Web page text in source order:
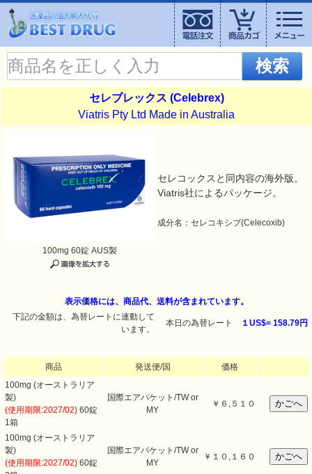
検索
セレブレックス (Celebrex)
Viatris Pty Ltd Made in Australia
セレコックスと同内容の海外版。
Viatris社によるパッケージ。
成分名：セレコキシブ(Celecoxib)
100mg 60錠 AUS製
表示価格には、商品代、送料が含まれています。
下記の金額は、為替レートに連動して
います。
本日の為替レート １US$= 158.79円
商品 発送便/国
価格
100mg (オーストラリア
製)
(使用期限:2027/02) 60錠
1箱
国際エアパケット/TW or
MY
￥ ６,５１０
100mg (オーストラリア
製)
(使用期限:2027/02) 60錠
国際エアパケット/TW or
MY
￥ １０,１６０